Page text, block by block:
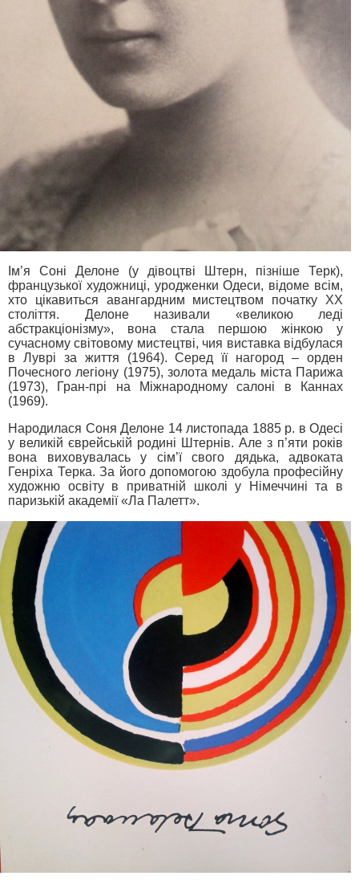
Ім’я Соні Делоне (у дівоцтві Штерн, пізніше Терк),
французької художниці, уродженки Одеси, відоме всім,
хто цікавиться авангардним мистецтвом початку ХХ
століття. Делоне називали «великою леді
абстракціонізму», вона стала першою жінкою у
сучасному світовому мистецтві, чия виставка відбулася
в Луврі за життя (1964). Серед її нагород – орден
Почесного легіону (1975), золота медаль міста Парижа
(1973), Гран-прі на Міжнародному салоні в Каннах
(1969).
Народилася Соня Делоне 14 листопада 1885 р. в Одесі
у великій єврейській родині Штернів. Але з п’яти років
вона виховувалась у сім’ї свого дядька, адвоката
Генріха Терка. За його допомогою здобула професійну
художню освіту в приватній школі у Німеччині та в
паризькій академії «Ла Палетт».